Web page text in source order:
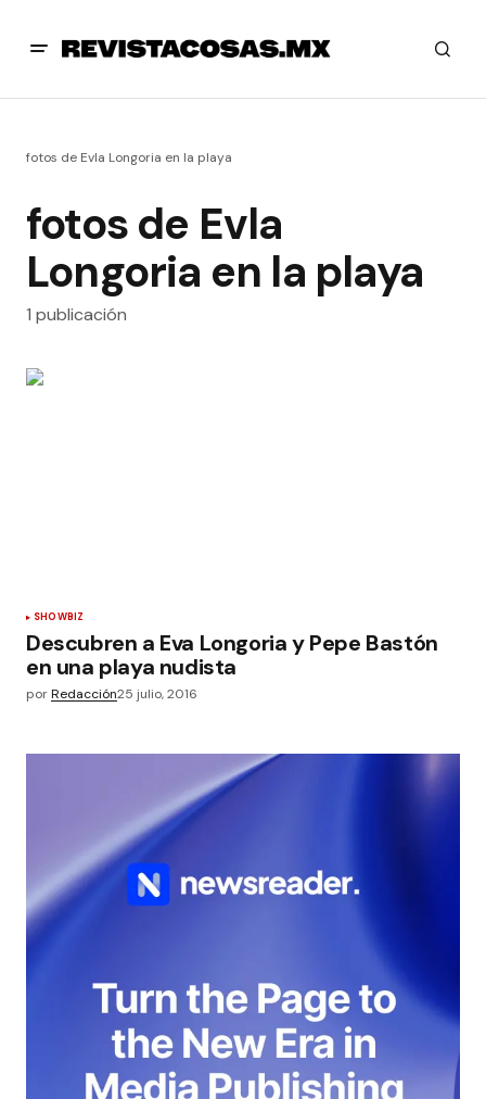
fotos de Evla Longoria en la playa
fotos de Evla
Longoria en la playa
1 publicación
SHOWBIZ
Descubren a Eva Longoria y Pepe Bastón
en una playa nudista
porRedacción25 julio, 2016